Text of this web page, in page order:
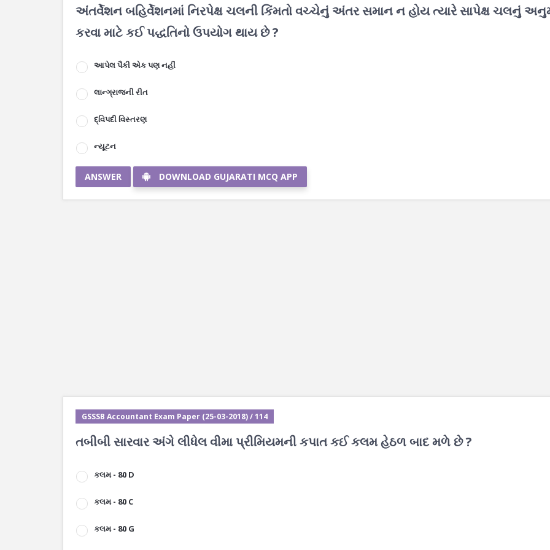
અંતર્વેશન બહિર્વેશનમાં નિરપેક્ષ ચલની કિંમતો વચ્ચેનું અંતર સમાન ન હોય ત્યારે સાપેક્ષ ચલનું
કરવા માટે કઈ પદ્ધતિનો ઉપયોગ થાય છે ?
આપેલ પૈકી એક પણ નહીં
લાન્ગ્રાજની રીત
દ્વિપદી વિસ્તરણ
ન્યૂટન
ANSWER DOWNLOAD GUJARATI MCQ APP
GSSSB Accountant Exam Paper (25-03-2018) / 114
તબીબી સારવાર અંગે લીધેલ વીમા પ્રીમિયમની કપાત કઈ કલમ હેઠળ બાદ મળે છે ?
કલમ - 80 D
કલમ - 80 C
કલમ - 80 G